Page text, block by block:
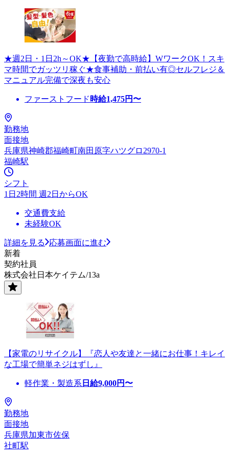
★週2日・1日2h～OK★【夜勤で高時給】WワークOK！スキ
マ時間でガッツリ稼ぐ★食事補助・前払い有◎セルフレジ＆
マニュアル完備で深夜も安心
ファーストフード 時給1,475円〜
勤務地
面接地
兵庫県神崎郡福崎町南田原字ハツグロ2970-1
福崎駅
シフト
1日2時間 週2日からOK
交通費支給
未経験OK
詳細を見る
応募画面に進む
新着
契約社員
株式会社日本ケイテム/13a
【家電のリサイクル】『恋人や友達と一緒にお仕事！キレイ
な工場で簡単ネジはずし』
軽作業・製造系 日給9,000円〜
勤務地
面接地
兵庫県加東市佐保
社町駅